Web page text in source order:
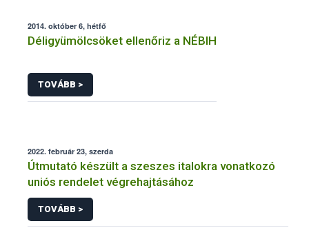
2014. október 6, hétfő
Déligyümölcsöket ellenőriz a NÉBIH
TOVÁBB >
2022. február 23, szerda
Útmutató készült a szeszes italokra vonatkozó
uniós rendelet végrehajtásához
TOVÁBB >